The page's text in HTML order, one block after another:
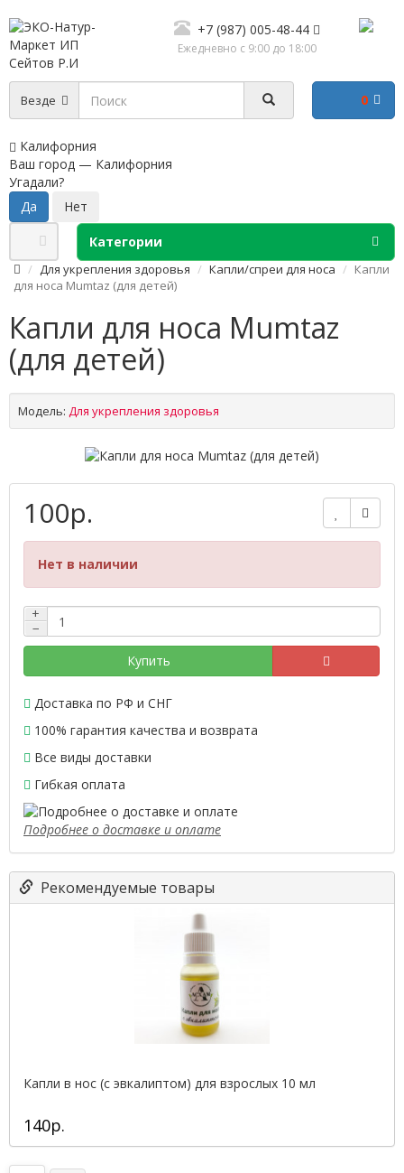
+7 (987) 005-48-44
Ежедневно с 9:00 до 18:00
Везде
Калифорния
Ваш город — Калифорния
Угадали?
0
Категории
Для укрепления здоровья Капли/спреи для носа
Капли
для носа Mumtaz (для детей)
Капли для носа Mumtaz
(для детей)
Модель: Для укрепления здоровья
100р.
Нет в наличии
+
−
Купить
Доставка по РФ и СНГ
100% гарантия качества и возврата
Все виды доставки
Гибкая оплата
Подробнее о доставке и оплате
Рекомендуемые товары
Капли в нос (с эвкалиптом) для взрослых 10 мл
140р.